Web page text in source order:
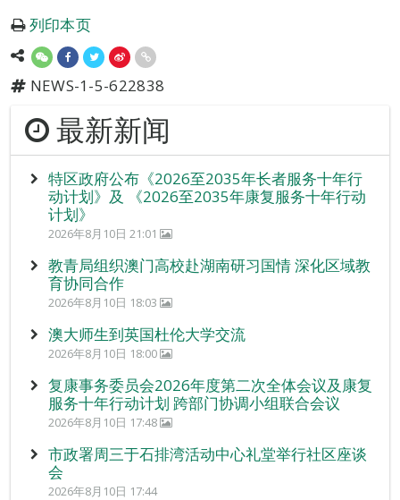
列印本页
NEWS-1-5-622838
最新新闻
特区政府公布《2026至2035年长者服务十年行
动计划》及 《2026至2035年康复服务十年行动
计划》
2026年8月10日 21:01
教青局组织澳门高校赴湖南研习国情 深化区域教
育协同合作
2026年8月10日 18:03
澳大师生到英国杜伦大学交流
2026年8月10日 18:00
复康事务委员会2026年度第二次全体会议及康复
服务十年行动计划 跨部门协调小组联合会议
2026年8月10日 17:48
市政署周三于石排湾活动中心礼堂举行社区座谈
会
2026年8月10日 17:44